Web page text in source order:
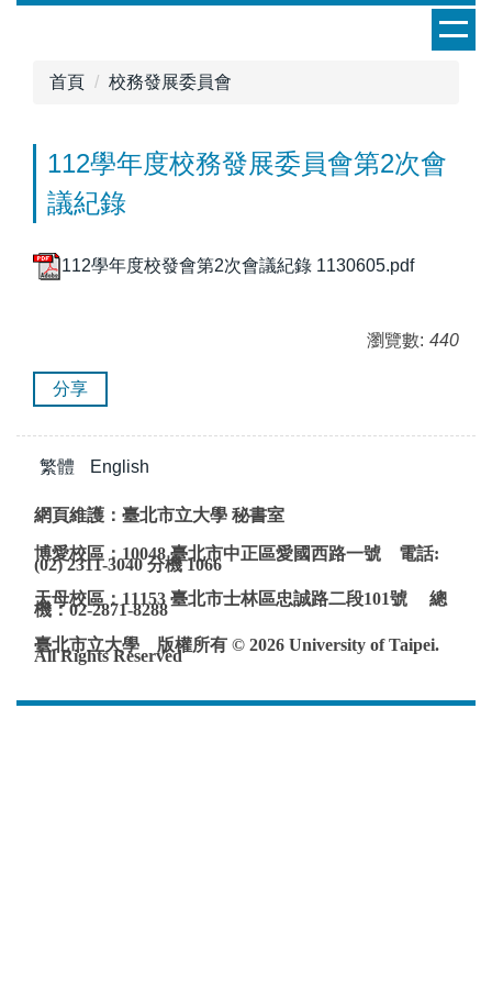
首頁 校務發展委員會
112學年度校務發展委員會第2次會
議紀錄
112學年度校發會第2次會議紀錄 1130605.pdf
瀏覽數: 440
分享
繁體 English
網頁維護：臺北市立大學 秘書室
博愛校區：10048 臺北市中正區愛國西路一號 電話:
(02) 2311-3040 分機 1066
天母校區：11153 臺北市士林區忠誠路二段101號 總
機：02-2871-8288
臺北市立大學 版權所有 © 2026 University of Taipei.
All Rights Reserved